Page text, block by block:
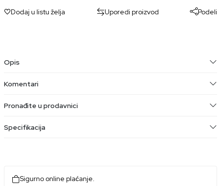
Dodaj u listu želja Uporedi proizvod Podeli
Opis
Komentari
Pronađite u prodavnici
Specifikacija
Sigurno online plaćanje.